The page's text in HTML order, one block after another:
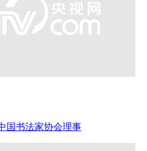
国书法家协会理事